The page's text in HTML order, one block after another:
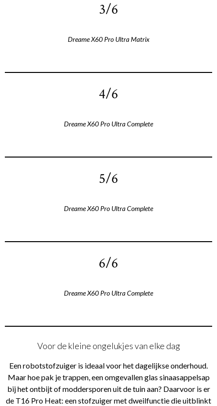
3/6
Dreame X60 Pro Ultra Matrix
4/6
Dreame X60 Pro Ultra Complete
5/6
Dreame X60 Pro Ultra Complete
6/6
Dreame X60 Pro Ultra Complete
Voor de kleine ongelukjes van elke dag
Een robotstofzuiger is ideaal voor het dagelijkse onderhoud.
Maar hoe pak je trappen, een omgevallen glas sinaasappelsap
bij het ontbijt of moddersporen uit de tuin aan? Daarvoor is er
de T16 Pro Heat: een stofzuiger met dweilfunctie die uitblinkt